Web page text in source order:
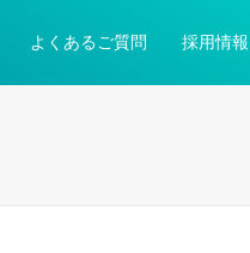
よくあるご質問 採用情報